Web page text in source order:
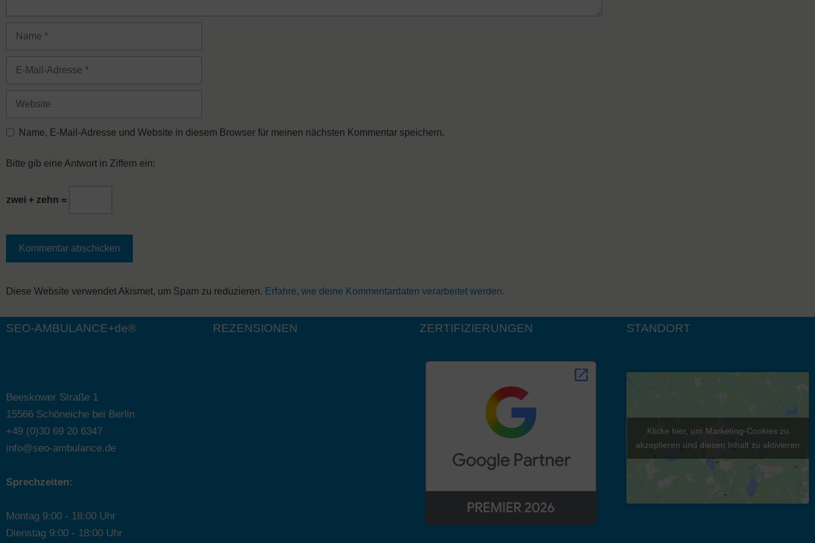
Name
Website
Name, E-Mail-Adresse und Website in diesem Browser für meinen nächsten Kommentar speichern.
Bitte gib eine Antwort in Ziffern ein:
zwei + zehn =
A
t
e
Diese Website verwendet Akismet, um Spam zu reduzieren. Erfahre, wie deine Kommentardaten verarbeitet werden.
SEO-AMBULANCE+de®
Beeskower Straße 1
15566 Schöneiche bei Berlin
+49 (0)30 69 20 6347
info@seo-ambulance.de
Sprechzeiten:
Montag 9:00 - 18:00 Uhr
Dienstag 9:00 - 18:00 Uhr
REZENSIONEN ZERTIFIZIERUNGEN STANDORT
Klicke hier, um Marketing-Cookies zu
akzeptieren und diesen Inhalt zu aktivieren